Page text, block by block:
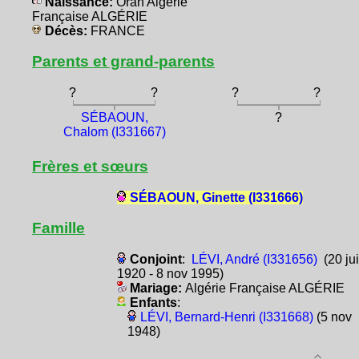
Française ALGÉRIE
Décès: FRANCE
Parents et grand-parents
? ? ?
?
SÉBAOUN,
Chalom (I331667)
?
Frères et sœurs
SÉBAOUN, Ginette (I331666)
Famille
Conjoint: LÉVI, André (I331656)(20
1920 - 8 nov 1995)
Mariage: Algérie Française ALGÉRIE
Enfants:
LÉVI, Bernard-Henri (I331668)(5 nov
1948)